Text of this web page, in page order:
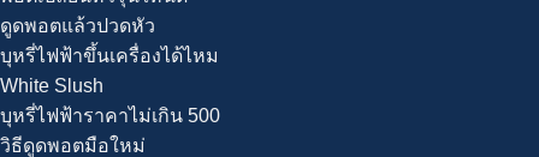
ดูดพอตแล้วปวดหัว
บุหรี่ไฟฟ้าขึ้นเครื่องได้ไหม
White Slush
บุหรี่ไฟฟ้าราคาไม่เกิน 500
วิธีดูดพอตมือใหม่